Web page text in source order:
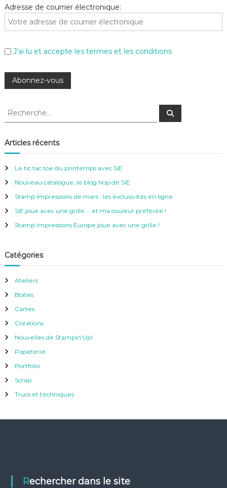
Adresse de courrier électronique:
J'ai lu et accepte les termes et les conditions
R
h
e
c
h
e
:
R
c
Articles récents
Le tic tac toe du printemps avec SIE
Nouveau catalogue, le blog hop de SIE
Stamp Impressions de mars : les exclusivités en ligne
SIE joue avec une grille … et ma couleur préférée !
Stamp Impressions Europe joue avec une grille !
Catégories
Ateliers
Boites
Cartes
Créations
Nouvelles de Stampin'Up!
Papeterie
Portfolio
Scrap
Trucs et techniques
Rechercher dans le site